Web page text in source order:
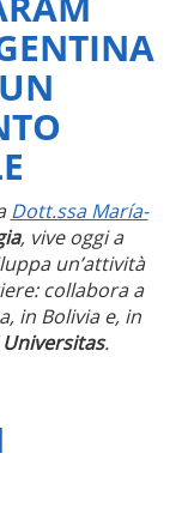
Dott.ssa María-
, vive oggi a
un’attività
collabora a
in Bolivia e, in
.